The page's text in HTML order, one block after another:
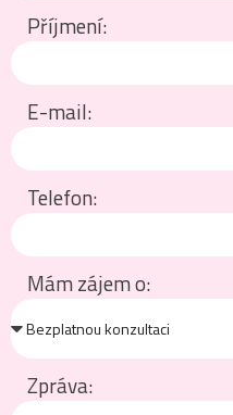
Příjmení:
E-mail:
Telefon:
Mám zájem o:
Bezplatnou konzultaci
Zpráva: